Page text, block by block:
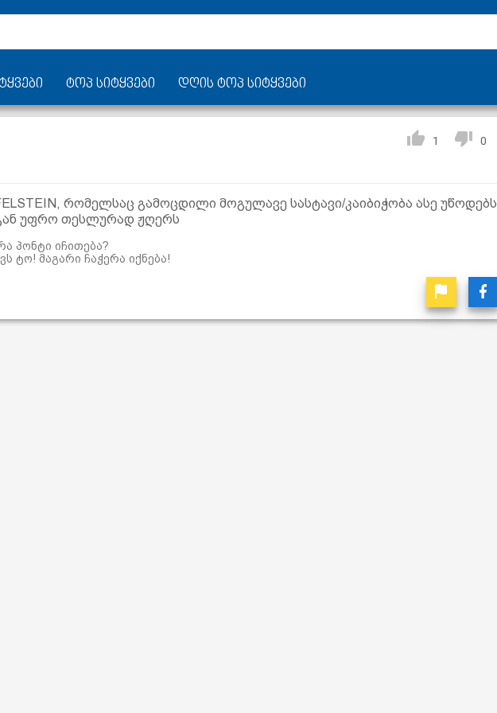
ტოპ სიტყვები დღის ტოპ სიტყვები
1 0
რომელსაც გამოცდილი მოგულავე სასტავი/კაიბიჭობა ასე უწოდებს
უფრო თესლურად ჟღერს
პონტი იჩითება?
ტო! მაგარი ჩაჭერა იქნება!